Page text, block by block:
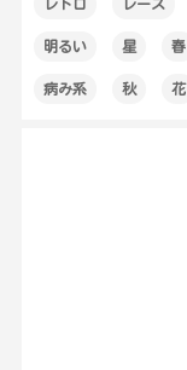
レトロ レース
明るい 星 春
病み系 秋 花